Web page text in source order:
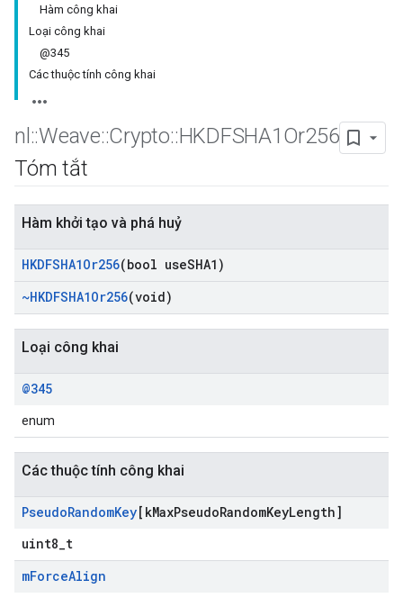
Hàm công khai
Loại công khai
@345
Các thuộc tính công khai
nl ::Weave::Crypto::HKDFSHA1Or256
Tóm tắt
Hàm khởi tạo và phá huỷ
HKDFSHA1Or256(bool useSHA1)
~HKDFSHA1Or256(void)
Loại công khai
@345
enum
Các thuộc tính công khai
PseudoRandomKey[kMaxPseudoRandomKeyLength]
uint8_t
mForceAlign